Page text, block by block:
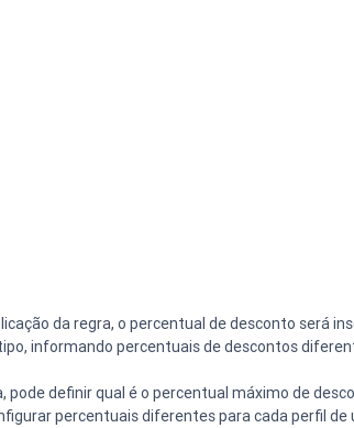
da regra, o percentual de desconto será
informando percentuais de descontos
pode definir qual é o percentual máximo de
percentuais diferentes para cada perfil